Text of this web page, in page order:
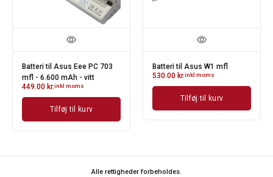
Batteri til Asus Eee PC 703
mfl - 6.600 mAh - vitt
449.00 kr.inkl moms
Tilføj til kurv
Batteri til Asus W1 mfl
530.00 kr.inkl moms
Tilføj til kurv
Alle rettigheder forbeholdes.